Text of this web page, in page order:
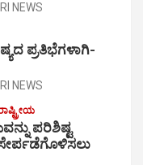
NEWS
ಪ್ರತಿಭೆಗಳಾಗಿ-
NEWS
ಪರಿಶಿಷ್ಟ